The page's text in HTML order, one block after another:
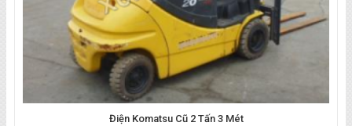
Điện Komatsu Cũ 2 Tấn 3 Mét